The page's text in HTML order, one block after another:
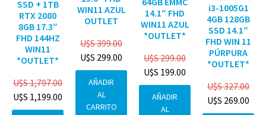
SSD + 1TB
RTX 2080
8GB 17.3″
FHD 144HZ
WIN11
*OUTLET*
U$S1,797.00
U$S 1,199.00
WIN11 AZUL
OUTLET
U$S399.00
U$S 299.00
AÑADIR
AL
CARRITO
14.1″ FHD
WIN11 AZUL
*OUTLET*
U$S299.00
U$S 199.00
AÑADIR
AL
i3-1005G1
4GB 128GB
SSD 14.1″
FHD WIN 11
PÚRPURA
*OUTLET*
U$S327.00
U$S 269.00